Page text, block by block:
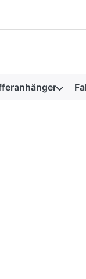
Sie tippen,